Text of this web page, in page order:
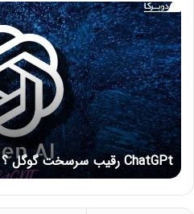
سرور DL380 G9 12LFF
40,000,000 تومان
افزودن به سبد
C
h
a
t
G
P
t
ر
ق
ب
س
ChatGPt رقیب سرسخت گوگل ؟